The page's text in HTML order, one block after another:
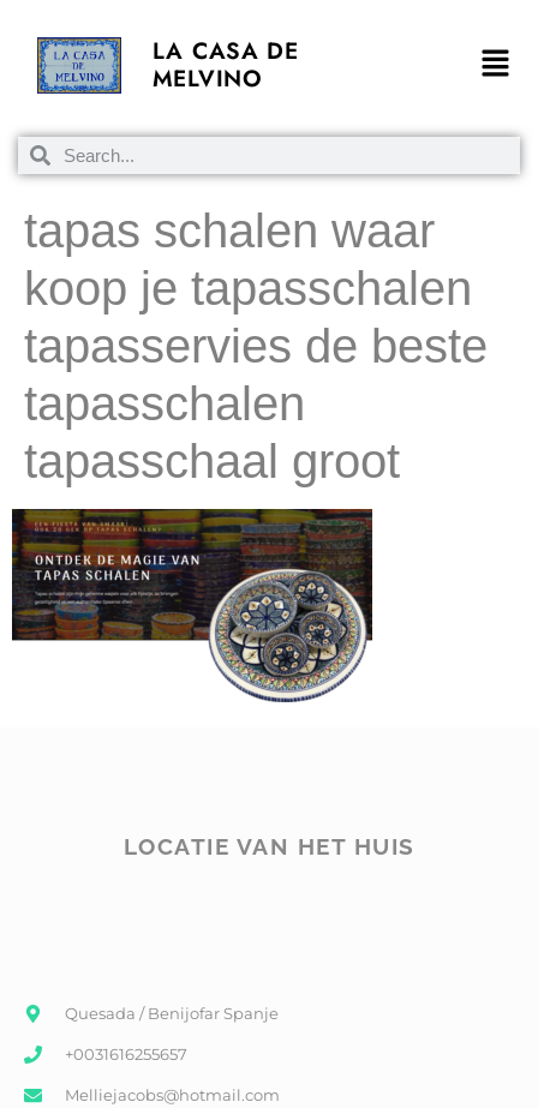
LA CASA DE
MELVINO
tapas schalen waar
koop je tapasschalen
tapasservies de beste
tapasschalen
tapasschaal groot
LOCATIE VAN HET HUIS
Quesada / Benijofar Spanje
+0031616255657
Melliejacobs@hotmail.com